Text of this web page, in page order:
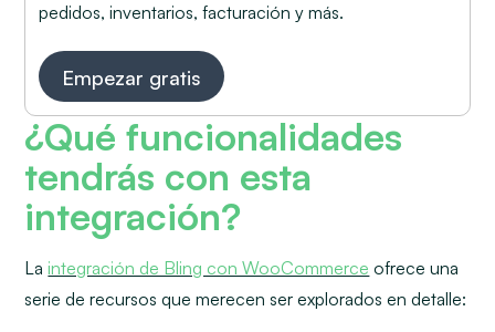
pedidos, inventarios, facturación y más.
Empezar gratis
¿Qué funcionalidades
tendrás con esta
integración?
Laintegración de Bling con WooCommerce ofrece una
serie de recursos que merecen ser explorados en detalle: